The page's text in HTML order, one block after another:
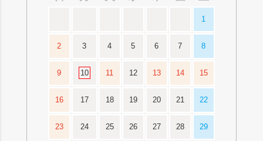
1
2 3 4 5 6 7 8
9 10 11 12 13 14 15
16 17 18 19 20 21 22
23 24 25 26 27 28 29